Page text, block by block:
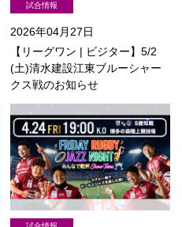
試合情報
2026年04月27日
【リーグワン | ビジター】5/2
(土)清水建設江東ブルーシャー
クス戦のお知らせ